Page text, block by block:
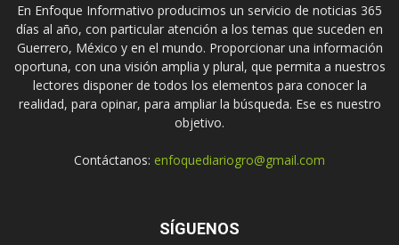
En Enfoque Informativo producimos un servicio de noticias 365
días al año, con particular atención a los temas que suceden en
Guerrero, México y en el mundo. Proporcionar una información
oportuna, con una visión amplia y plural, que permita a nuestros
lectores disponer de todos los elementos para conocer la
realidad, para opinar, para ampliar la búsqueda. Ese es nuestro
objetivo.
Contáctanos: enfoquediariogro@gmail.com
SÍGUENOS